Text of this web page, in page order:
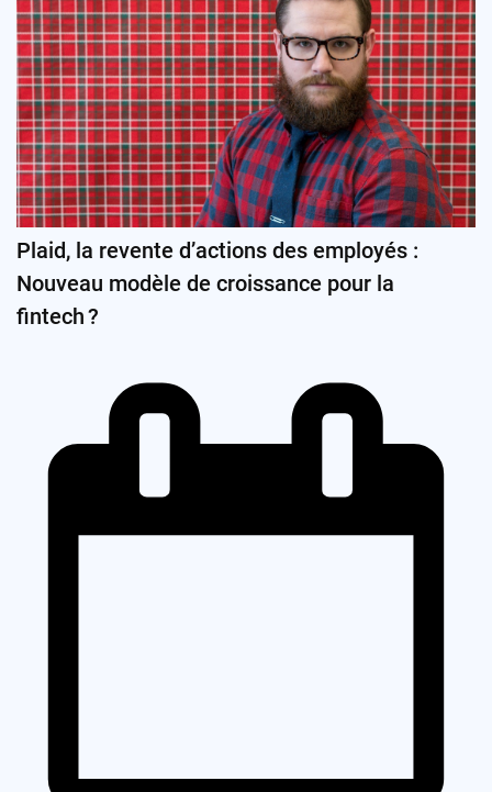
Plaid, la revente d’actions des employés :
Nouveau modèle de croissance pour la
fintech ?